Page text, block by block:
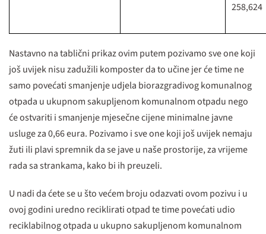
258,624
Nastavno na tablični prikaz ovim putem pozivamo sve one koji
još uvijek nisu zadužili komposter da to učine jer će time ne
samo povećati smanjenje udjela biorazgradivog komunalnog
otpada u ukupnom sakupljenom komunalnom otpadu nego
će ostvariti i smanjenje mjesečne cijene minimalne javne
usluge za 0,66 eura. Pozivamo i sve one koji još uvijek nemaju
žuti ili plavi spremnik da se jave u naše prostorije, za vrijeme
rada sa strankama, kako bi ih preuzeli.
U nadi da ćete se u što većem broju odazvati ovom pozivu i u
ovoj godini uredno reciklirati otpad te time povećati udio
reciklabilnog otpada u ukupno sakupljenom komunalnom